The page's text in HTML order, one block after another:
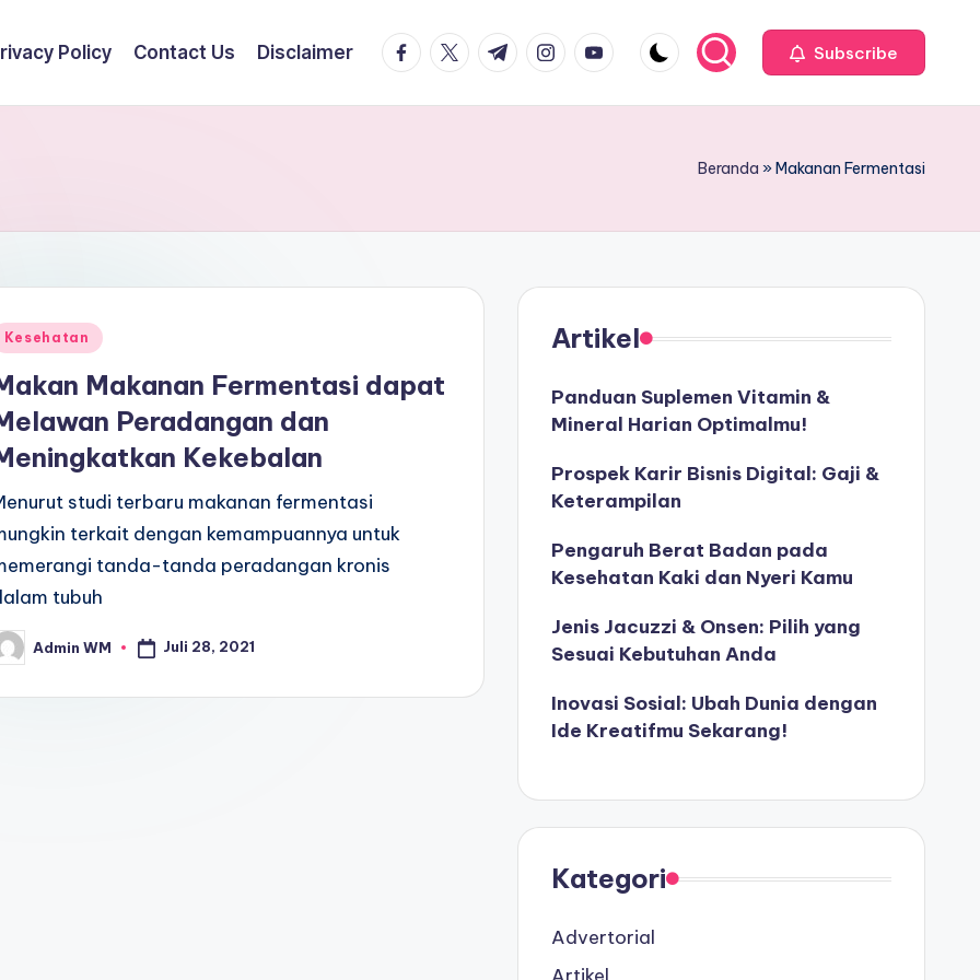
Policy Contact Us Disclaimer facebook.com
twitter.com
t.me instagram.com
youtube.com Subscribe
Beranda »Makanan Fermentasi
Kesehatan
Makanan Fermentasi dapat
Peradangan dan
Kekebalan
studi terbaru makanan fermentasi
terkait dengan kemampuannya untuk
tanda-tanda peradangan kronis
tubuh
Admin WM Juli 28, 2021
Artikel
Panduan Suplemen Vitamin &
Mineral Harian Optimalmu!
Prospek Karir Bisnis Digital: Gaji &
Keterampilan
Pengaruh Berat Badan pada
Kesehatan Kaki dan Nyeri Kamu
Jenis Jacuzzi & Onsen: Pilih yang
Sesuai Kebutuhan Anda
Inovasi Sosial: Ubah Dunia dengan
Ide Kreatifmu Sekarang!
Kategori
Advertorial